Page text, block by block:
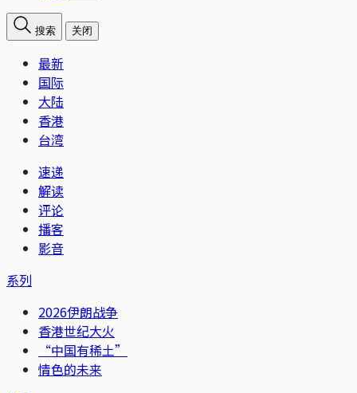
搜索 关闭
最新
国际
大陆
香港
台湾
速递
解读
评论
播客
影音
系列
2026伊朗战争
香港世纪大火
“中国有稀土”
情色的未来